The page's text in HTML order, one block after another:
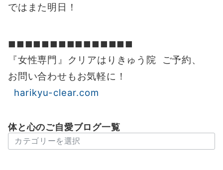
ではまた明日！
◼︎◼︎◼︎◼︎◼︎◼︎◼︎◼︎◼︎◼︎◼︎◼︎◼︎◼︎◼︎
『女性専門』クリアはりきゅう院 ご予約、
お問い合わせもお気軽に！
harikyu-clear.com
体と心のご自愛ブログ一覧
体
と